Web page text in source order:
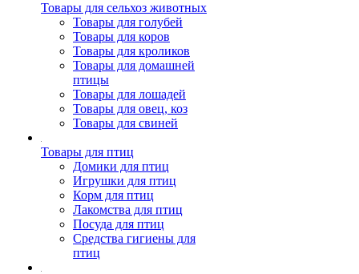
Товары для сельхоз животных
Товары для голубей
Товары для коров
Товары для кроликов
Товары для домашней
птицы
Товары для лошадей
Товары для овец, коз
Товары для свиней
Товары для птиц
Домики для птиц
Игрушки для птиц
Корм для птиц
Лакомства для птиц
Посуда для птиц
Средства гигиены для
птиц